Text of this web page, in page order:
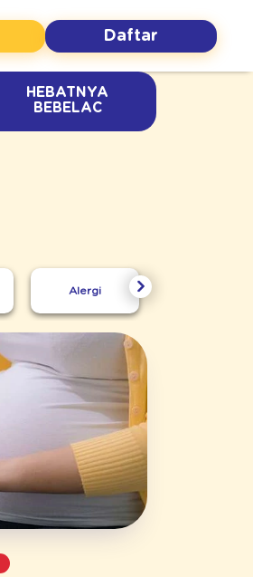
Daftar
HEBATNYA
BEBELAC
Alergi